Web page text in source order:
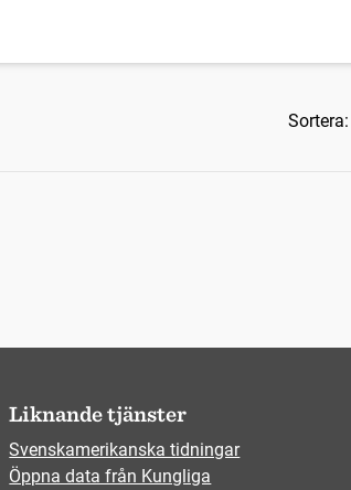
Sortera:
Liknande tjänster
Svenskamerikanska tidningar
Öppna data från Kungliga